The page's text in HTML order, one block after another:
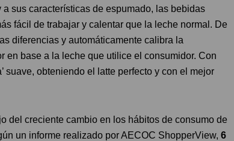
sus características de espumado, las bebidas
fácil de trabajar y calentar que la leche normal. De
diferencias y automáticamente calibra la
en base a la leche que utilice el consumidor. Con
suave, obteniendo el latte perfecto y con el mejor
del creciente cambio en los hábitos de consumo de
un informe realizado por AECOC ShopperView, 6